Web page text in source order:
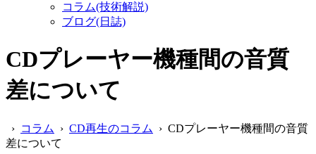
コラム(技術解説)
ブログ(日誌)
CDプレーヤー機種間の音質
差について
› コラム › CD再生のコラム
› CDプレーヤー機種間の音質
差について